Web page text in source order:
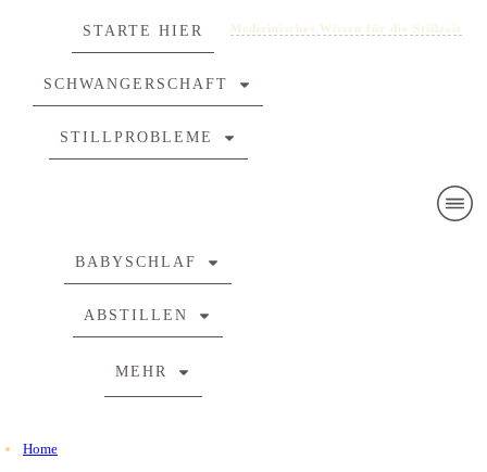
STARTE HIER
SCHWANGERSCHAFT
STILLPROBLEME
BABYSCHLAF
ABSTILLEN
MEHR
Home
Medizinisches Wissen für die Stillzeit